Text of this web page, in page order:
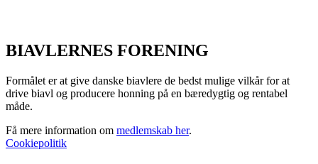
BIAVLERNES FORENING
Formålet er at give danske biavlere de bedst mulige vilkår for at
drive biavl og producere honning på en bæredygtig og rentabel
måde.
Få mere information om medlemskab her.
Cookiepolitik